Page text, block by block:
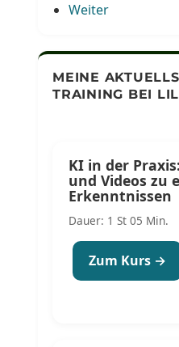
Weiter
MEINE
TRAINING BEI LIL
KI in der
und Videos zu
Erkenntnissen
Dauer: 1 St 05 Min.
Zum Kurs →